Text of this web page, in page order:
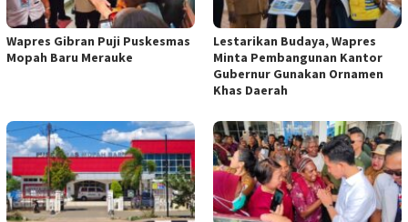
Wapres Gibran Puji Puskesmas
Mopah Baru Merauke
Lestarikan Budaya, Wapres
Minta Pembangunan Kantor
Gubernur Gunakan Ornamen
Khas Daerah